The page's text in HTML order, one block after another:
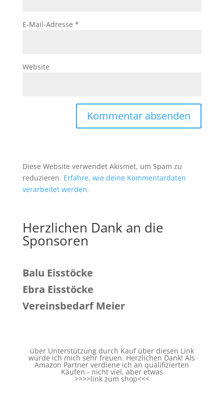
E-Mail-Adresse *
Website
Diese Website verwendet Akismet, um Spam zu
reduzieren. Erfahre, wie deine Kommentardaten
verarbeitet werden.
Herzlichen Dank an die
Sponsoren
Balu Eisstöcke
Ebra Eisstöcke
Vereinsbedarf Meier
über Unterstützung durch Kauf über diesen Link
würde ich mich sehr freuen. Herzlichen Dank! Als
Amazon Partner verdiene ich an qualifizierten
Käufen - nicht viel, aber etwas
>>>>link zum shop<<<